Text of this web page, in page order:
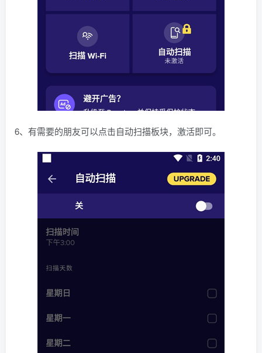
6、有需要的朋友可以点击自动扫描板块，激活即可。